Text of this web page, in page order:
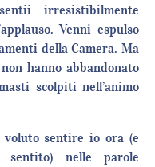
irresistibilmente
Venni espulso
della Camera. Ma
hanno abbandonato
scolpiti nell’animo
voluto sentire io ora (e
nelle parole